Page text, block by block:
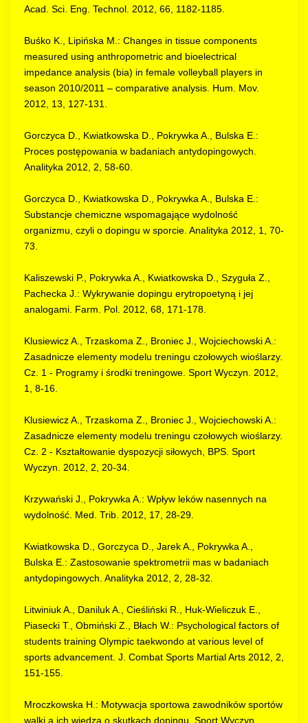
Acad. Sci. Eng. Technol. 2012, 66, 1182-1185.
Buśko K., Lipińska M.: Changes in tissue components
measured using anthropometric and bioelectrical
impedance analysis (bia) in female volleyball players in
season 2010/2011 – comparative analysis. Hum. Mov.
2012, 13, 127-131.
Gorczyca D., Kwiatkowska D., Pokrywka A., Bulska E.:
Proces postępowania w badaniach antydopingowych.
Analityka 2012, 2, 58-60.
Gorczyca D., Kwiatkowska D., Pokrywka A., Bulska E.:
Substancje chemiczne wspomagające wydolność
organizmu, czyli o dopingu w sporcie. Analityka 2012, 1, 70-
73.
Kaliszewski P., Pokrywka A., Kwiatkowska D., Szyguła Z.,
Pachecka J.: Wykrywanie dopingu erytropoetyną i jej
analogami. Farm. Pol. 2012, 68, 171-178.
Klusiewicz A., Trzaskoma Z., Broniec J., Wojciechowski A.:
Zasadnicze elementy modelu treningu czołowych wioślarzy.
Cz. 1 - Programy i środki treningowe. Sport Wyczyn. 2012,
1, 8-16.
Klusiewicz A., Trzaskoma Z., Broniec J., Wojciechowski A.:
Zasadnicze elementy modelu treningu czołowych wioślarzy.
Cz. 2 - Kształtowanie dyspozycji siłowych, BPS. Sport
Wyczyn. 2012, 2, 20-34.
Krzywański J., Pokrywka A.: Wpływ leków nasennych na
wydolność. Med. Trib. 2012, 17, 28-29.
Kwiatkowska D., Gorczyca D., Jarek A., Pokrywka A.,
Bulska E.: Zastosowanie spektrometrii mas w badaniach
antydopingowych. Analityka 2012, 2, 28-32.
Litwiniuk A., Daniluk A., Cieśliński R., Huk-Wieliczuk E.,
Piasecki T., Obmiński Z., Błach W.: Psychological factors of
students training Olympic taekwondo at various level of
sports advancement. J. Combat Sports Martial Arts 2012, 2,
151-155.
Mroczkowska H.: Motywacja sportowa zawodników sportów
walki a ich wiedza o skutkach dopingu. Sport Wyczyn.